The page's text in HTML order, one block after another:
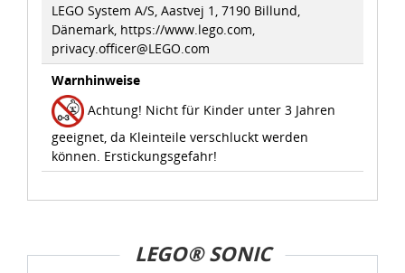
LEGO System A/S, Aastvej 1, 7190 Billund,
Dänemark, https://www.lego.com,
privacy.officer@LEGO.com
Warnhinweise
Achtung! Nicht für Kinder unter 3 Jahren
geeignet, da Kleinteile verschluckt werden
können. Erstickungsgefahr!
LEGO® SONIC